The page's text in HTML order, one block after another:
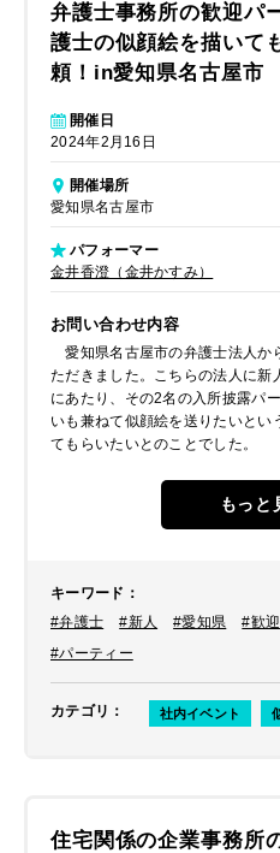
弁護士事務所の歓迎パ
護士の似顔絵を描いて
頼！in愛知県名古屋市
開催日
2024年2月16日
開催場所
愛知県名古屋市
パフォーマー
金井香澄（金井かすみ）
お問い合わせ内容
愛知県名古屋市の弁護士法人か
ただきました。こちらの法人に新
にあたり、その2名の入所披露パ
いも兼ねて似顔絵を送りたいとい
てもらいたいとのことでした。
もっと
キーワード ：
#弁護士
#新人 #愛知県 #歓
#パーティー
カテゴリ ： 社内イベント
住宅関係の企業事務所